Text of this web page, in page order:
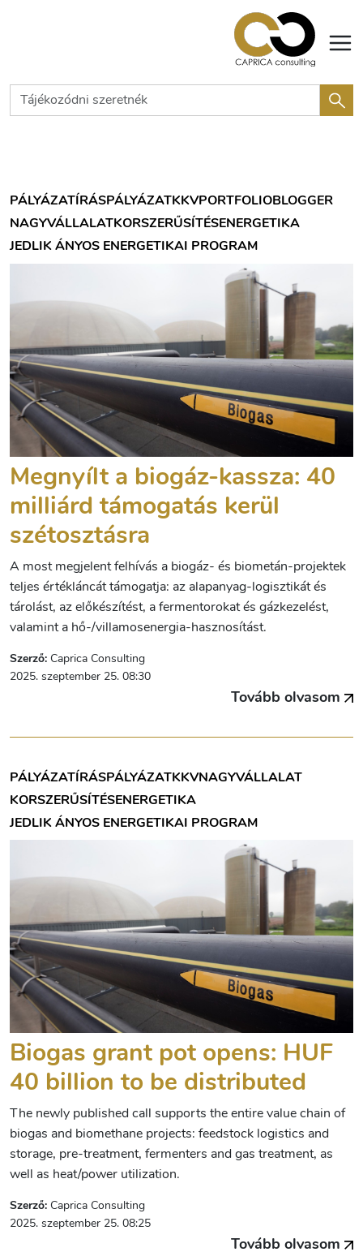
PÁLYÁZATÍRÁSPÁLYÁZATKKVPORTFOLIOBLOGGER
NAGYVÁLLALATKORSZERŰSÍTÉSENERGETIKA
JEDLIK ÁNYOS ENERGETIKAI PROGRAM
Megnyílt a biogáz-kassza: 40
milliárd támogatás kerül
szétosztásra
A most megjelent felhívás a biogáz- és biometán-projektek
teljes értékláncát támogatja: az alapanyag-logisztikát és
tárolást, az előkészítést, a fermentorokat és gázkezelést,
valamint a hő-/villamosenergia-hasznosítást.
Szerző: Caprica Consulting
2025. szeptember 25. 08:30
Tovább olvasom
PÁLYÁZATÍRÁSPÁLYÁZATKKVNAGYVÁLLALAT
KORSZERŰSÍTÉSENERGETIKA
JEDLIK ÁNYOS ENERGETIKAI PROGRAM
Biogas grant pot opens: HUF
40 billion to be distributed
The newly published call supports the entire value chain of
biogas and biomethane projects: feedstock logistics and
storage, pre-treatment, fermenters and gas treatment, as
well as heat/power utilization.
Szerző: Caprica Consulting
2025. szeptember 25. 08:25
Tovább olvasom